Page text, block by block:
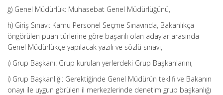
ğ) Genel Müdürlük: Muhasebat Genel Müdürlüğünü,
h) Giriş Sınavı: Kamu Personel Seçme Sınavında, Bakanlıkça
öngörülen puan türlerine göre başarılı olan adaylar arasında
Genel Müdürlükçe yapılacak yazılı ve sözlü sınavı,
ı) Grup Başkanı: Grup kurulan yerlerdeki Grup Başkanlarını,
i) Grup Başkanlığı: Gerektiğinde Genel Müdürün teklifi ve Bakanın
onayı ile uygun görülen il merkezlerinde denetim grup başkanlığı